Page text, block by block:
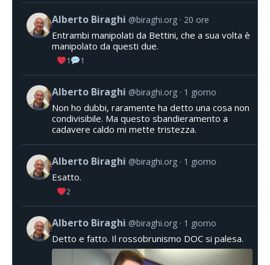
Alberto Biraghi @biraghi.org 20 ore
Entrambi manipolati da Bettini, che a sua volta è
manipolato da questi due.
1 1
Alberto Biraghi @biraghi.org 1 giorno
Non ho dubbi, raramente ha detto una cosa non
condivisibile. Ma questo sbandieramento a
cadavere caldo mi mette tristezza.
Alberto Biraghi @biraghi.org 1 giorno
Esatto.
2
Alberto Biraghi @biraghi.org 1 giorno
Detto e fatto. Il rossobrunismo DOC si palesa.